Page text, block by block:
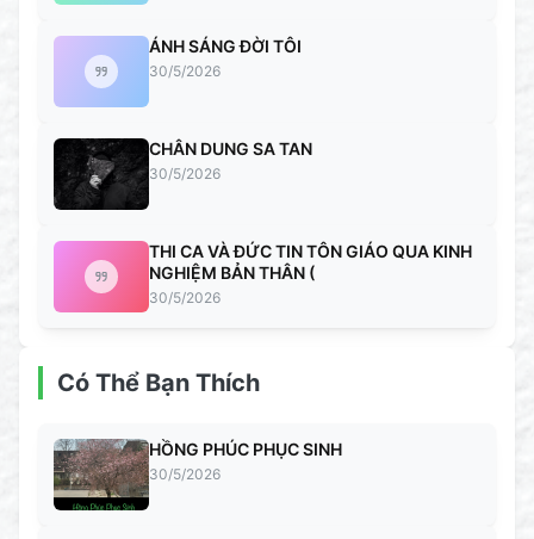
ÁNH SÁNG ĐỜI TÔI
30/5/2026
CHÂN DUNG SA TAN
30/5/2026
THI CA VÀ ĐỨC TIN TÔN GIÁO QUA KINH
NGHIỆM BẢN THÂN (
30/5/2026
Có Thể Bạn Thích
HỒNG PHÚC PHỤC SINH
30/5/2026